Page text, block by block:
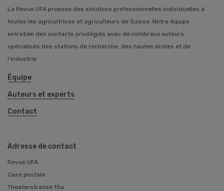
La Revue UFA propose des solutions professionnelles individuelles à
toutes les agricultrices et agriculteurs de Suisse. Notre équipe
entretien des contacts privilégiés avec de nombreux auteurs
spécialisés des stations de recherche, des hautes écoles et de
l’industrie.
Équipe
Auteurs et experts
Contact
Adresse de contact
Revue UFA
Case postale
Theaterstrasse 15a